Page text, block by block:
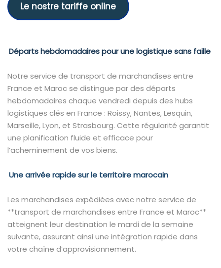
Le nostre tariffe online
Départs hebdomadaires pour une logistique sans faille
Notre service de transport de marchandises entre
France et Maroc se distingue par des départs
hebdomadaires chaque vendredi depuis des hubs
logistiques clés en France : Roissy, Nantes, Lesquin,
Marseille, Lyon, et Strasbourg. Cette régularité garantit
une planification fluide et efficace pour
l’acheminement de vos biens.
Une arrivée rapide sur le territoire marocain
Les marchandises expédiées avec notre service de
**transport de marchandises entre France et Maroc**
atteignent leur destination le mardi de la semaine
suivante, assurant ainsi une intégration rapide dans
votre chaîne d’approvisionnement.